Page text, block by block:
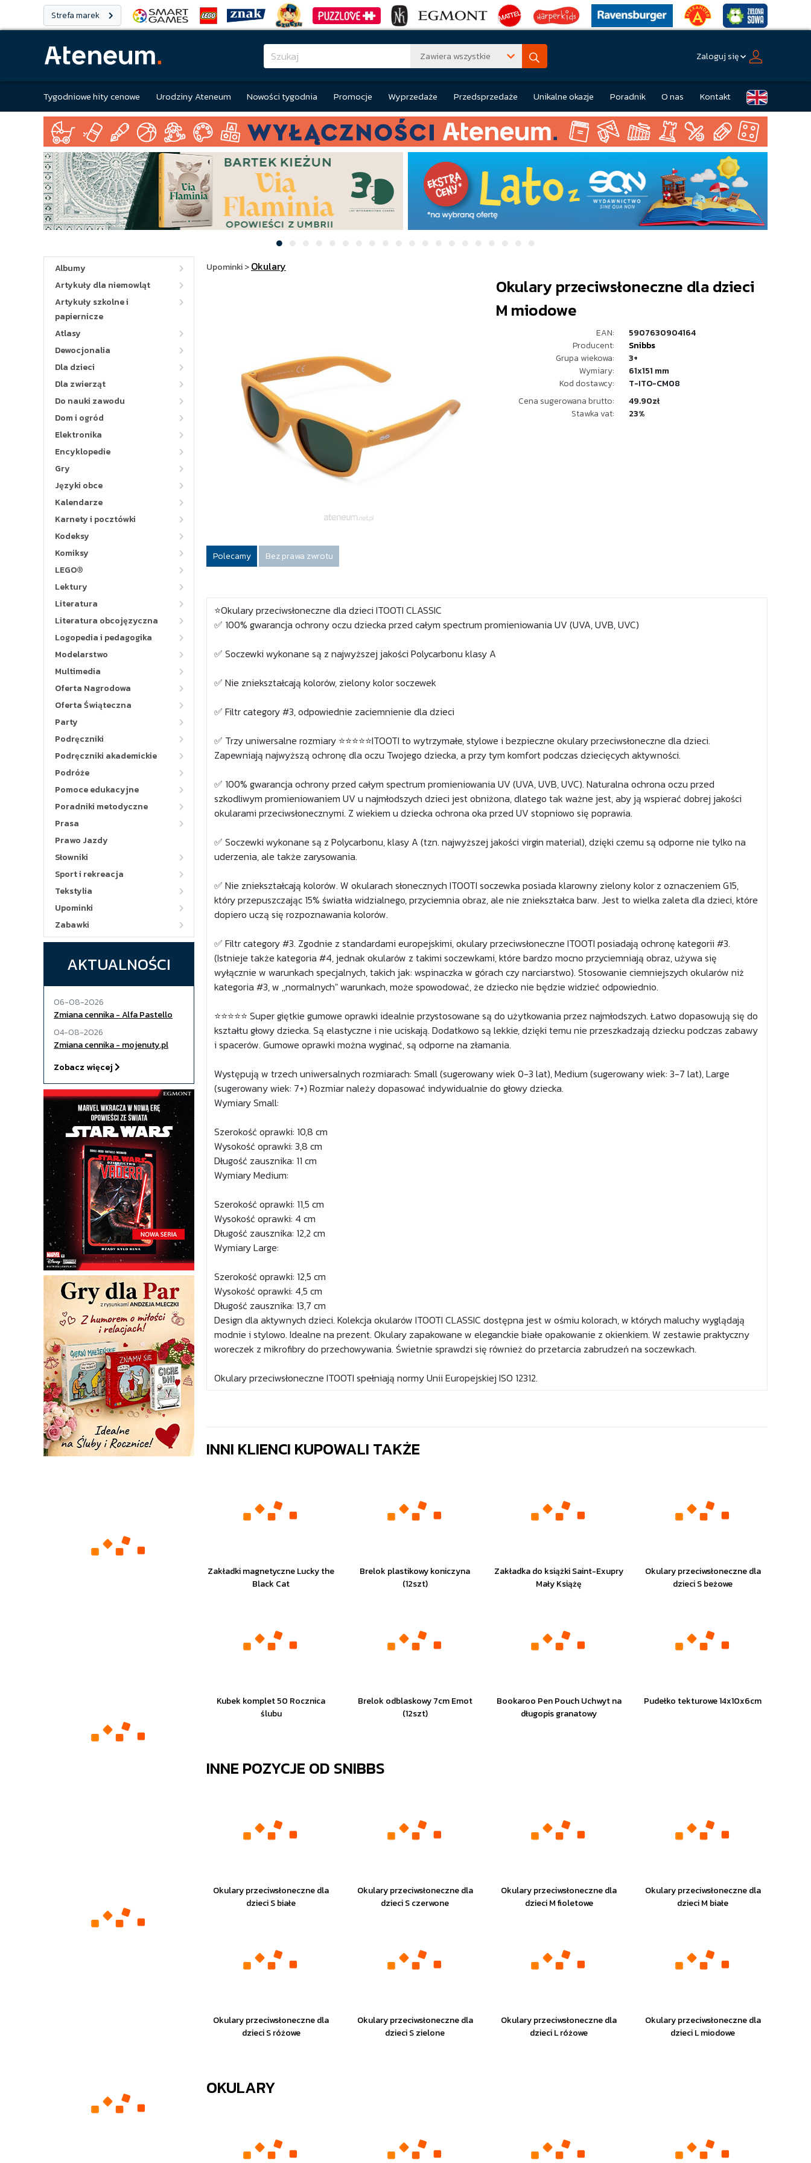
Strefa marek
Zawiera wszystkie Zaloguj się
Tygodniowe hity cenowe Urodziny Ateneum Nowości tygodnia Promocje Wyprzedaże Przedsprzedaże Unikalne okazje Poradnik O nas Kontakt
Albumy
Artykuły dla niemowląt
Artykuły szkolne i
papiernicze
Atlasy
Dewocjonalia
Dla dzieci
Dla zwierząt
Do nauki zawodu
Dom i ogród
Elektronika
Encyklopedie
Gry
Języki obce
Kalendarze
Karnety i pocztówki
Kodeksy
Komiksy
LEGO®
Lektury
Literatura
Literatura obcojęzyczna
Logopedia i pedagogika
Modelarstwo
Multimedia
Oferta Nagrodowa
Oferta Świąteczna
Party
Podręczniki
Podręczniki akademickie
Podróże
Pomoce edukacyjne
Poradniki metodyczne
Prasa
Prawo Jazdy
Słowniki
Sport i rekreacja
Tekstylia
Upominki
Zabawki
AKTUALNOŚCI
06-08-2026
Zmiana cennika - Alfa Pastello
04-08-2026
Zmiana cennika - mojenuty.pl
Zobacz więcej
Upominki>Okulary
Okulary przeciwsłoneczne dla dzieci
M miodowe
EAN:
5907630904164
Producent:
Snibbs
Grupa wiekowa:
3+
Wymiary:
61x151 mm
Kod dostawcy:
T-ITO-CM08
Cena sugerowana brutto:
49.90zł
Stawka vat:
23%
Polecamy Bez prawa zwrotu
⭐Okulary przeciwsłoneczne dla dzieci ITOOTI CLASSIC
✅ 100% gwarancja ochrony oczu dziecka przed całym spectrum promieniowania UV (UVA, UVB, UVC)
✅ Soczewki wykonane są z najwyższej jakości Polycarbonu klasy A
✅ Nie zniekształcają kolorów, zielony kolor soczewek
✅ Filtr category #3, odpowiednie zaciemnienie dla dzieci
✅ Trzy uniwersalne rozmiary ⭐⭐⭐⭐⭐ITOOTI to wytrzymałe, stylowe i bezpieczne okulary przeciwsłoneczne dla dzieci.
Zapewniają najwyższą ochronę dla oczu Twojego dziecka, a przy tym komfort podczas dziecięcych aktywności.
✅ 100% gwarancja ochrony przed całym spectrum promieniowania UV (UVA, UVB, UVC). Naturalna ochrona oczu przed
szkodliwym promieniowaniem UV u najmłodszych dzieci jest obniżona, dlatego tak ważne jest, aby ją wspierać dobrej jakości
okularami przeciwsłonecznymi. Z wiekiem u dziecka ochrona oka przed UV stopniowo się poprawia.
✅ Soczewki wykonane są z Polycarbonu, klasy A (tzn. najwyższej jakości virgin material), dzięki czemu są odporne nie tylko na
uderzenia, ale także zarysowania.
✅ Nie zniekształcają kolorów. W okularach słonecznych ITOOTI soczewka posiada klarowny zielony kolor z oznaczeniem G15,
który przepuszczając 15% światła widzialnego, przyciemnia obraz, ale nie zniekształca barw. Jest to wielka zaleta dla dzieci, które
dopiero uczą się rozpoznawania kolorów.
✅ Filtr category #3. Zgodnie z standardami europejskimi, okulary przeciwsłoneczne ITOOTI posiadają ochronę kategorii #3.
(Istnieje także kategoria #4, jednak okularów z takimi soczewkami, które bardzo mocno przyciemniają obraz, używa się
wyłącznie w warunkach specjalnych, takich jak: wspinaczka w górach czy narciarstwo). Stosowanie ciemniejszych okularów niż
kategoria #3, w ,,normalnych" warunkach, może spowodować, że dziecko nie będzie widzieć odpowiednio.
⭐⭐⭐⭐⭐ Super giętkie gumowe oprawki idealnie przystosowane są do użytkowania przez najmłodszych. Łatwo dopasowują się do
kształtu głowy dziecka. Są elastyczne i nie uciskają. Dodatkowo są lekkie, dzięki temu nie przeszkadzają dziecku podczas zabawy
i spacerów. Gumowe oprawki można wyginać, są odporne na złamania.
Występują w trzech uniwersalnych rozmiarach: Small (sugerowany wiek 0-3 lat), Medium (sugerowany wiek: 3-7 lat), Large
(sugerowany wiek: 7+) Rozmiar należy dopasować indywidualnie do głowy dziecka.
Wymiary Small:
Szerokość oprawki: 10,8 cm
Wysokość oprawki: 3,8 cm
Długość zausznika: 11 cm
Wymiary Medium:
Szerokość oprawki: 11,5 cm
Wysokość oprawki: 4 cm
Długość zausznika: 12,2 cm
Wymiary Large:
Szerokość oprawki: 12,5 cm
Wysokość oprawki: 4,5 cm
Długość zausznika: 13,7 cm
Design dla aktywnych dzieci. Kolekcja okularów ITOOTI CLASSIC dostępna jest w ośmiu kolorach, w których maluchy wyglądają
modnie i stylowo. Idealne na prezent. Okulary zapakowane w eleganckie białe opakowanie z okienkiem. W zestawie praktyczny
woreczek z mikrofibry do przechowywania. Świetnie sprawdzi się również do przetarcia zabrudzeń na soczewkach.
Okulary przeciwsłoneczne ITOOTI spełniają normy Unii Europejskiej ISO 12312.
INNI KLIENCI KUPOWALI TAKŻE
Zakładki magnetyczne Lucky the
Black Cat
Brelok plastikowy koniczyna
(12szt)
Zakładka do książki Saint-Exupry
Mały Książę
Okulary przeciwsłoneczne dla
dzieci S beżowe
Kubek komplet 50 Rocznica
ślubu
Brelok odblaskowy 7cm Emot
(12szt)
Bookaroo Pen Pouch Uchwyt na
długopis granatowy
Pudełko tekturowe 14x10x6cm
INNE POZYCJE OD SNIBBS
Okulary przeciwsłoneczne dla
dzieci S białe
Okulary przeciwsłoneczne dla
dzieci S czerwone
Okulary przeciwsłoneczne dla
dzieci M fioletowe
Okulary przeciwsłoneczne dla
dzieci M białe
Okulary przeciwsłoneczne dla
dzieci S różowe
Okulary przeciwsłoneczne dla
dzieci S zielone
Okulary przeciwsłoneczne dla
dzieci L różowe
Okulary przeciwsłoneczne dla
dzieci L miodowe
OKULARY